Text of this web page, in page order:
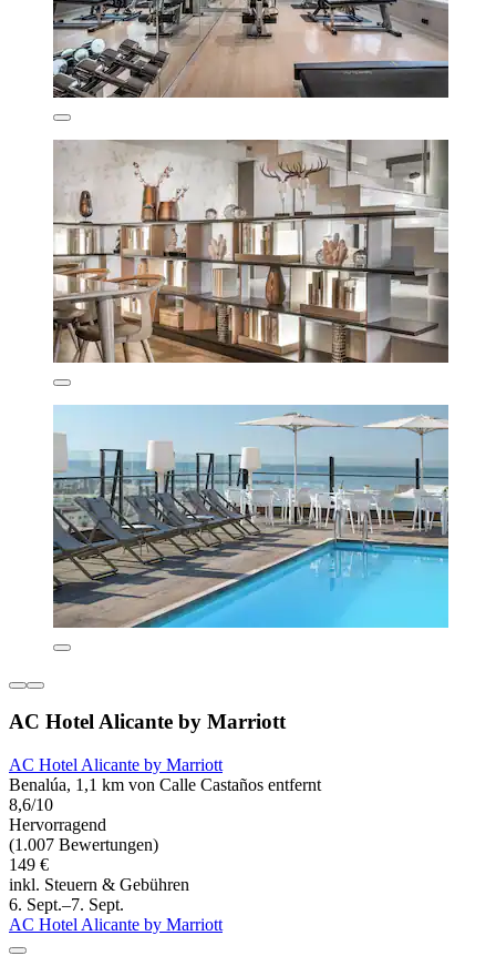
AC Hotel Alicante by Marriott
AC Hotel Alicante by Marriott
Benalúa, 1,1 km von Calle Castaños entfernt
8,6/10
Hervorragend
(1.007 Bewertungen)
149 €
inkl. Steuern & Gebühren
6. Sept.–7. Sept.
AC Hotel Alicante by Marriott